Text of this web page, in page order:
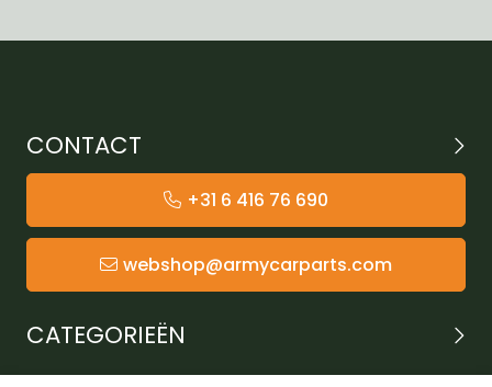
CONTACT
+31 6 416 76 690
webshop@armycarparts.com
CATEGORIEËN